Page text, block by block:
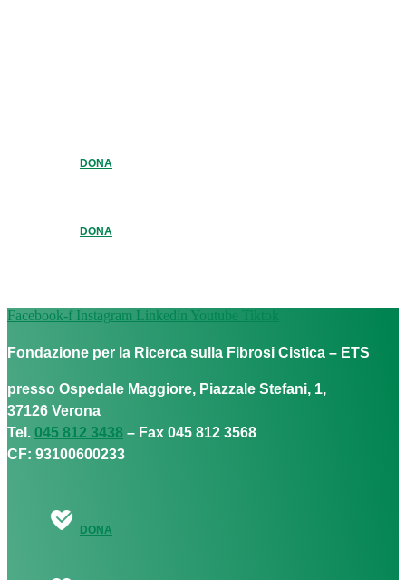
DONA
DONA
Facebook-f Instagram Linkedin Youtube Tiktok
Fondazione per la Ricerca sulla Fibrosi Cistica – ETS
presso Ospedale Maggiore, Piazzale Stefani, 1,
37126 Verona
Tel. 045 812 3438 – Fax 045 812 3568
CF: 93100600233
DONA